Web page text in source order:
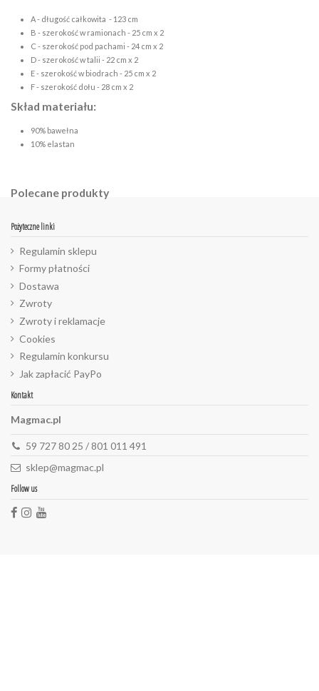
A - długość całkowita - 123 cm
B - szerokość w ramionach - 25 cm x 2
C - szerokość pod pachami - 24 cm x 2
D - szerokość w talii - 22 cm x 2
E - szerokość w biodrach - 25 cm x 2
F - szerokość dołu - 28 cm x 2
Skład materiału:
90% bawełna
10% elastan
Polecane produkty
Pożyteczne linki
Regulamin sklepu
Formy płatności
Dostawa
Zwroty
Zwroty i reklamacje
Cookies
Regulamin konkursu
Jak zapłacić PayPo
Kontakt
Magmac.pl
59 727 80 25 / 801 011 491
sklep@magmac.pl
Follow us